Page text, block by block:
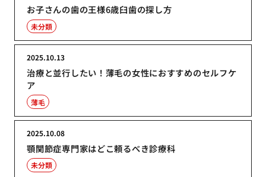
お子さんの歯の王様6歳臼歯の探し方
未分類
治療と並行したい！薄毛の女性におすすめのセルフケ
ア
2025.10.13
薄毛
顎関節症専門家はどこ頼るべき診療科
2025.10.08
未分類